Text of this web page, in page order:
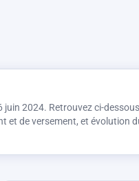
2024. Retrouvez ci-
et de versement, et évolution